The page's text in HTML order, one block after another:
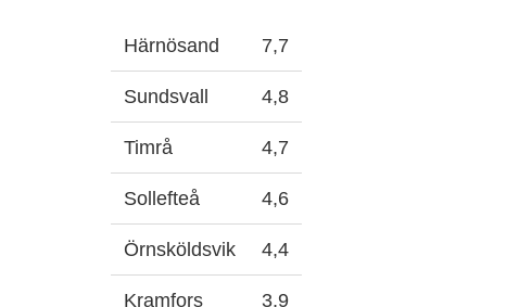
Härnösand 7,7
Sundsvall 4,8
Timrå 4,7
Sollefteå 4,6
Örnsköldsvik 4,4
Kramfors 3,9